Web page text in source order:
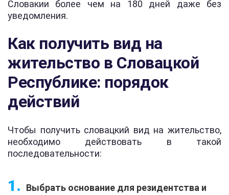
Словакии более чем на 180 дней даже без
уведомления.
Как получить вид на
жительство в Словацкой
Республике: порядок
действий
Чтобы получить словацкий вид на жительство,
необходимо действовать в такой
последовательности:
Выбрать основание для резидентства и